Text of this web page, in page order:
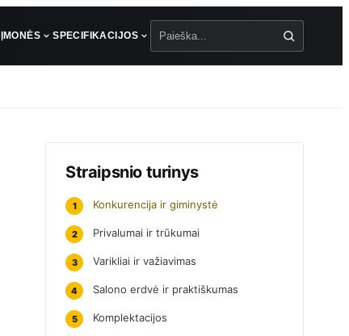
ĮMONĖS SPECIFIKACIJOS
Straipsnio turinys
1 Konkurencija ir giminystė
2 Privalumai ir trūkumai
3 Varikliai ir važiavimas
4 Salono erdvė ir praktiškumas
5 Komplektacijos